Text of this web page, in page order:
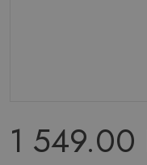
1 549.00